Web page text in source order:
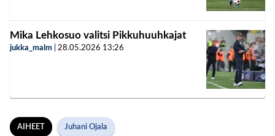
Mika Lehkosuo valitsi Pikkuhuuhkajat
jukka_malm 28.05.2026 13:26
AIHEET Juhani Ojala